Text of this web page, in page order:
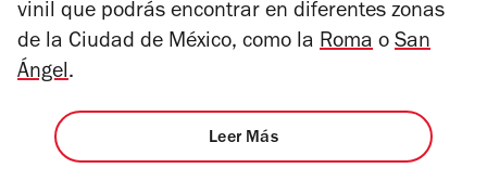
vinil que podrás encontrar en diferentes zonas
de la Ciudad de México, como la Roma o San
Ángel.
Leer Más